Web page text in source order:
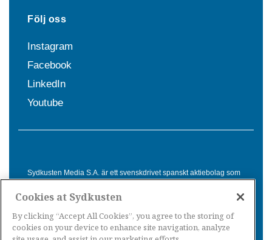
Följ oss
Instagram
Facebook
LinkedIn
Youtube
Sydkusten Media S.A. är ett svenskdrivet spanskt aktiebolag som
Spanien. Genom nyhetsbevakning av hela Spanien, med bas på
informationsförmedling för svenskar i Spanien.
Cookies at Sydkusten
By clicking “Accept All Cookies”, you agree to the storing of
cookies on your device to enhance site navigation, analyze